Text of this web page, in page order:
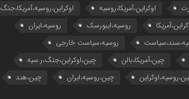
اوکراین،آمریکا،روسیه
اوکراین،روسیه،آمریکا،جنگ
روسیه،ایبورسک
روسیه،ایران
روسیه،سیاست خارجی
چین،آمریکا،بالن
چین،اوکراین،جنگ،ر.سیه
چین،روسیه،ایران
چین،هند